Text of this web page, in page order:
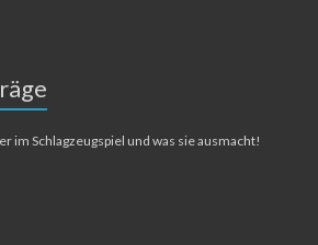
im Schlagzeugspiel und was sie ausmacht!